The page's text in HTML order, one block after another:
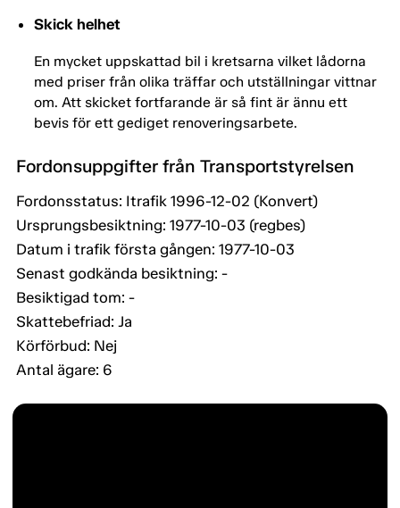
Skick helhet
En mycket uppskattad bil i kretsarna vilket lådorna
med priser från olika träffar och utställningar vittnar
om. Att skicket fortfarande är så fint är ännu ett
bevis för ett gediget renoveringsarbete.
Fordonsuppgifter från Transportstyrelsen
Fordonsstatus: Itrafik 1996-12-02 (Konvert)
Ursprungsbesiktning: 1977-10-03 (regbes)
Datum i trafik första gången: 1977-10-03
Senast godkända besiktning: -
Besiktigad tom: -
Skattebefriad: Ja
Körförbud: Nej
Antal ägare: 6